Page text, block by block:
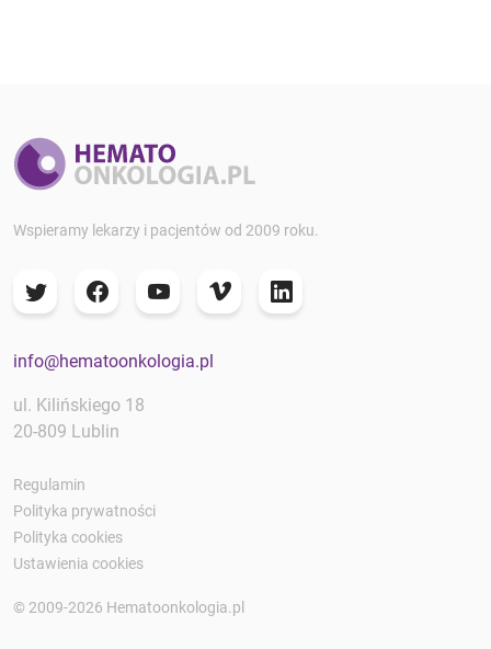
Wspieramy lekarzy i pacjentów od 2009 roku.
info@hematoonkologia.pl
ul. Kilińskiego 18
20-809 Lublin
Regulamin
Polityka prywatności
Polityka cookies
Ustawienia cookies
© 2009-2026 Hematoonkologia.pl